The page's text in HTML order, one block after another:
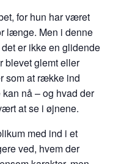
for hun har været
længe. Men i denne
er ikke en glidende
blevet glemt eller
som at række ind
nå – og hvad der
at se i øjnene.
med ind i et
ved, hvem der